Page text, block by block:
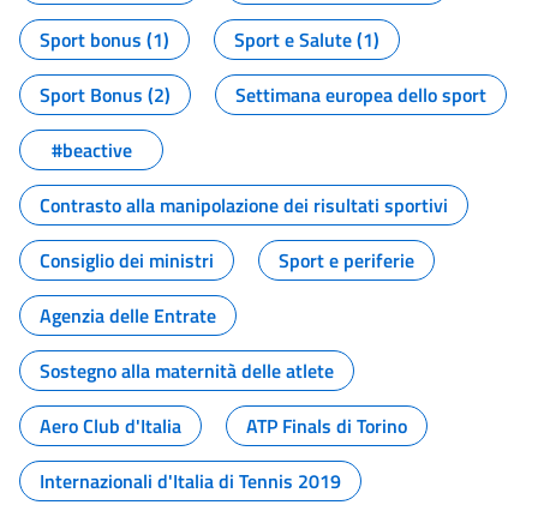
Sport bonus (1)
Sport e Salute (1)
Sport Bonus (2)
Settimana europea dello sport
#beactive
Contrasto alla manipolazione dei risultati sportivi
Consiglio dei ministri
Sport e periferie
Agenzia delle Entrate
Sostegno alla maternità delle atlete
Aero Club d'Italia
ATP Finals di Torino
Internazionali d'Italia di Tennis 2019